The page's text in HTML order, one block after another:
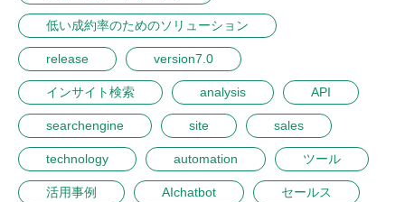
低い成約率のためのソリューション
release version7.0
インサイト検索 analysis API
searchengine site sales
technology automation ツール
活用事例 AIchatbot セールス